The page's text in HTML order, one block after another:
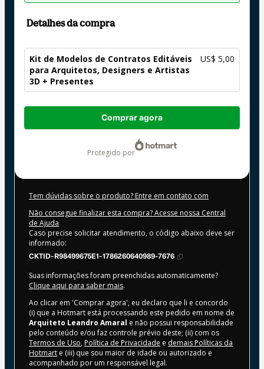
Detalhes da compra
Kit de Modelos de Contratos Editáveis
para Arquitetos, Designers e Artistas
3D + Presentes
US$ 5,00
Total
Comprar agora
protegido por
Tem dúvidas sobre o produto? Entre em contato com
Não consegue finalizar esta compra? Acesse nossa Central
de Ajuda
Caso precise solicitar atendimento, o código abaixo deve ser
informado:
CKTID-R98499675E1-1786260640989-7676
Suas informações foram preenchidas automaticamente?
Clique aqui para saber mais.
Ao clicar em 'Comprar agora', eu declaro que li e concordo
(i) que a Hotmart está processando este pedido em nome de
Arquiteto Leandro Amaral e não possui responsabilidade
pelo conteúdo e/ou faz controle prévio deste; (ii) com os
Termos de Uso, Política de Privacidade e demais Políticas da
Hotmart e (iii) que sou maior de idade ou autorizado e
acompanhado por um responsável legal.